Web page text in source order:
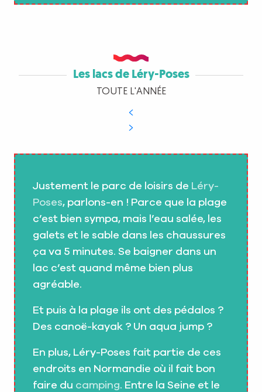
Les lacs de Léry-Poses
TOUTE L'ANNÉE
Justement le parc de loisirs de Léry-
Poses, parlons-en ! Parce que la plage
c’est bien sympa, mais l’eau salée, les
galets et le sable dans les chaussures
ça va 5 minutes. Se baigner dans un
lac c’est quand même bien plus
agréable.
Et puis à la plage ils ont des pédalos ?
Des canoë-kayak ? Un aqua jump ?
En plus, Léry-Poses fait partie de ces
endroits en Normandie où il fait bon
faire du camping. Entre la Seine et le